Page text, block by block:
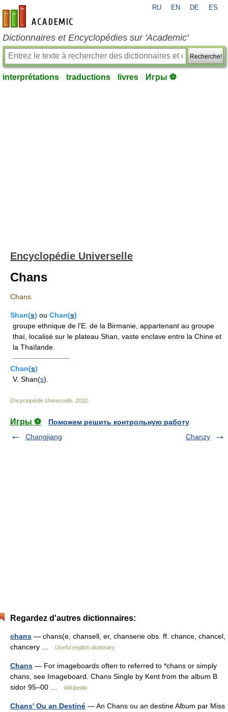
fr-academic.com
RU EN DE ES
Dictionnaires et Encyclopédies sur 'Academic'
Recherche!
interprétations traductions livres Игры ⚽
Encyclopédie Universelle
Chans
Chans
Shan(s) ou Chan(s)
groupe ethnique de l'E. de la Birmanie, appartenant au groupe
thaï, localisé sur le plateau Shan, vaste enclave entre la Chine et
la Thaïlande.
————————
Chan(s)
V. Shan(s).
Encyclopédie Universelle 2012
Игры ⚽
Поможем решить контрольную работу
Changjiang
Chanzy
Regardez d'autres dictionnaires:
chans — chans(e, chansell, er, chanserie obs. ff. chance, chancel,
chancery …
Useful english dictionary
Chans — For imageboards often to referred to *chans or simply
chans, see Imageboard. Chans Single by Kent from the album B
sidor 95–00 …
Wikipedia
Chans' Ou an Destiné — An Chans ou an destine Album par Miss